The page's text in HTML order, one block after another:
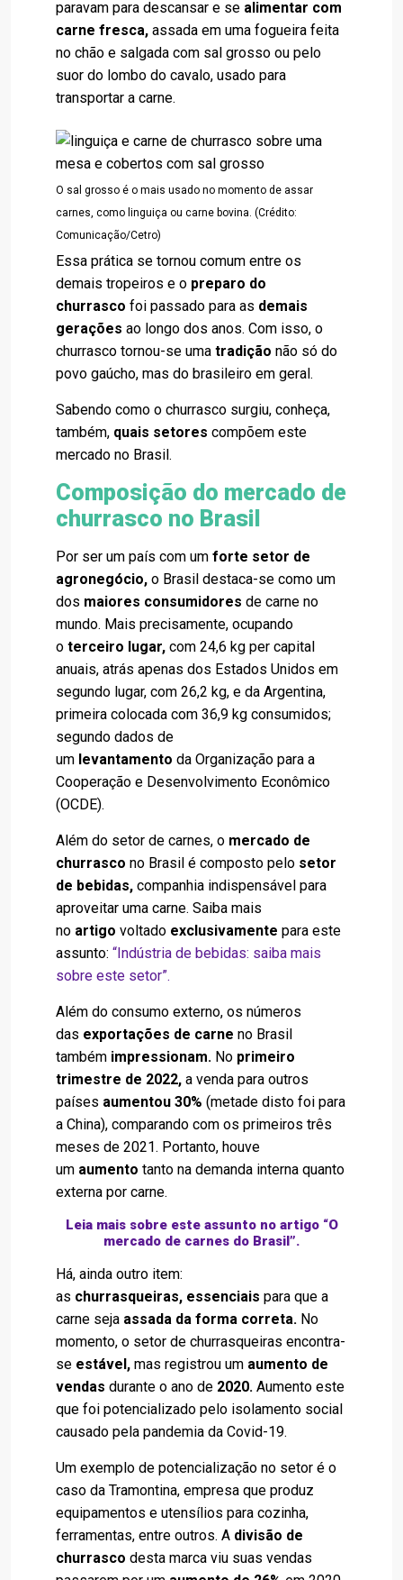
paravam para descansar e se alimentar com
carne fresca, assada em uma fogueira feita
no chão e salgada com sal grosso ou pelo
suor do lombo do cavalo, usado para
transportar a carne.
O sal grosso é o mais usado no momento de assar
carnes, como linguiça ou carne bovina. (Crédito:
Comunicação/Cetro)
Essa prática se tornou comum entre os
demais tropeiros e o preparo do
churrasco foi passado para as demais
gerações ao longo dos anos. Com isso, o
churrasco tornou-se uma tradição não só do
povo gaúcho, mas do brasileiro em geral.
Sabendo como o churrasco surgiu, conheça,
também, quais setores compõem este
mercado no Brasil.
Composição do mercado de
churrasco no Brasil
Por ser um país com um forte setor de
agronegócio, o Brasil destaca-se como um
dos maiores consumidores de carne no
mundo. Mais precisamente, ocupando
o terceiro lugar, com 24,6 kg per capital
anuais, atrás apenas dos Estados Unidos em
segundo lugar, com 26,2 kg, e da Argentina,
primeira colocada com 36,9 kg consumidos;
segundo dados de
um levantamento da Organização para a
Cooperação e Desenvolvimento Econômico
(OCDE).
Além do setor de carnes, o mercado de
churrasco no Brasil é composto pelo setor
de bebidas, companhia indispensável para
aproveitar uma carne. Saiba mais
no artigo voltado exclusivamente para este
assunto: “Indústria de bebidas: saiba mais
sobre este setor”.
Além do consumo externo, os números
das exportações de carne no Brasil
também impressionam. No primeiro
trimestre de 2022, a venda para outros
países aumentou 30% (metade disto foi para
a China), comparando com os primeiros três
meses de 2021. Portanto, houve
um aumento tanto na demanda interna quanto
externa por carne.
Leia mais sobre este assunto no artigo “O
mercado de carnes do Brasil”.
Há, ainda outro item:
as churrasqueiras, essenciais para que a
carne seja assada da forma correta. No
momento, o setor de churrasqueiras encontra-
se estável, mas registrou um aumento de
vendas durante o ano de 2020. Aumento este
que foi potencializado pelo isolamento social
causado pela pandemia da Covid-19.
Um exemplo de potencialização no setor é o
caso da Tramontina, empresa que produz
equipamentos e utensílios para cozinha,
ferramentas, entre outros. A divisão de
churrasco desta marca viu suas vendas